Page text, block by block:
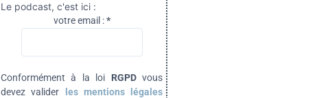
Le podcast, c'est ici :
votre email :*
Conformément à la loi RGPDvous
devez valider
les mentions légales